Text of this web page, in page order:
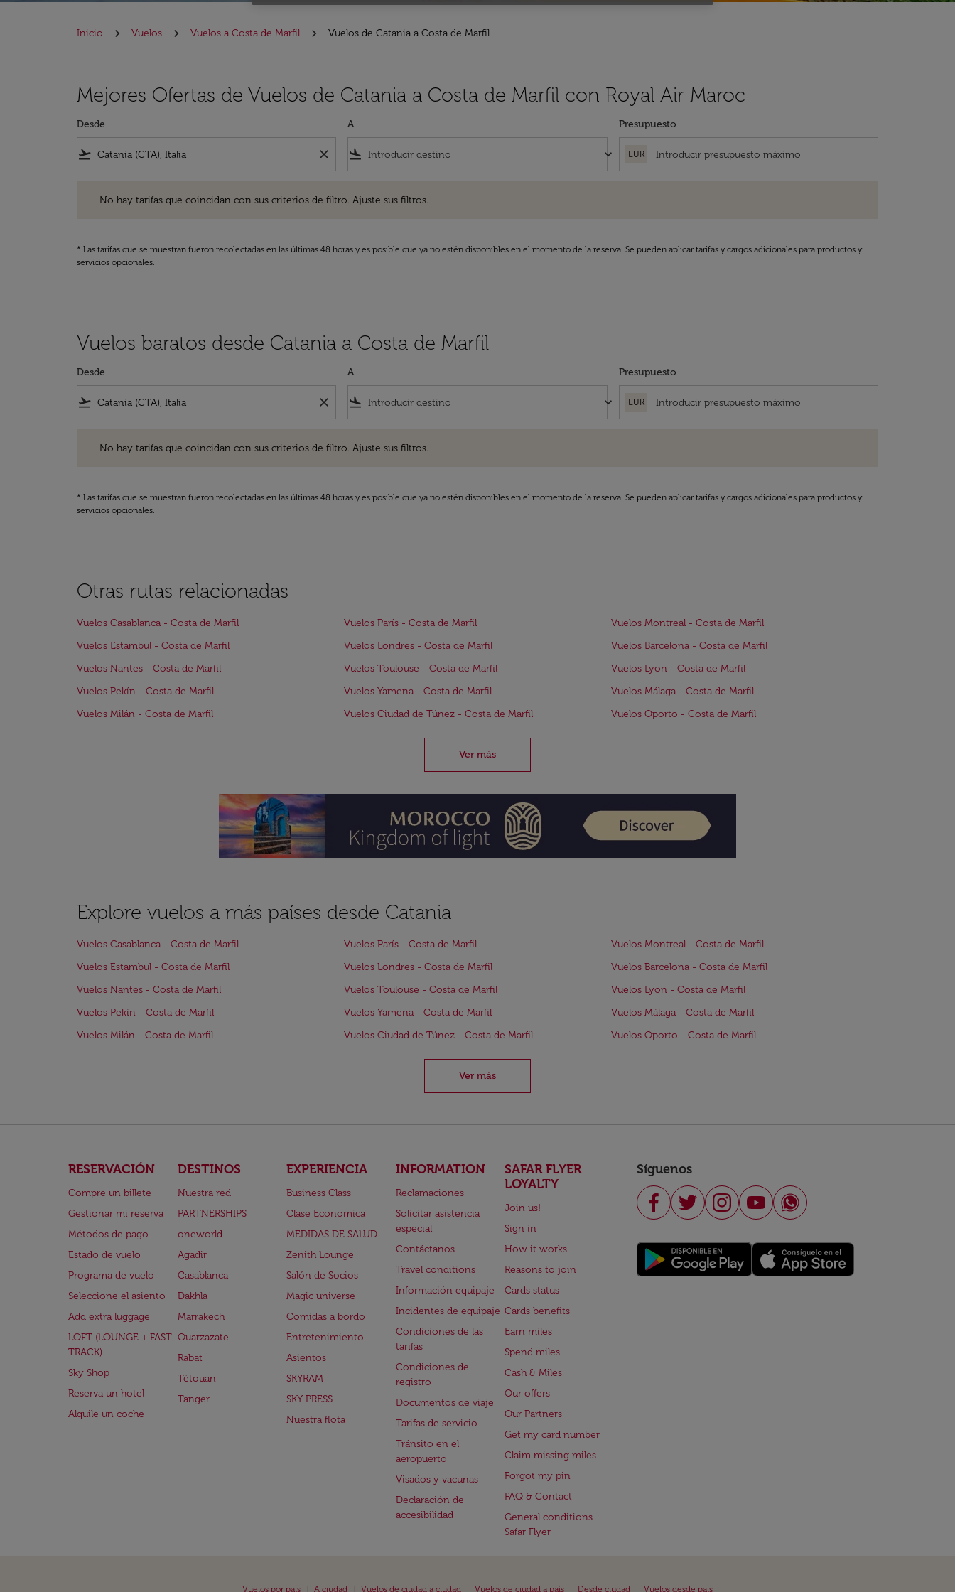
Inicio Vuelos Vuelos a Costa de Marfil Vuelos de Catania a Costa de Marfil
Mejores Ofertas de Vuelos de Catania a Costa de Marfil con Royal Air Maroc
Desde
flight_takeoff close
A
flight_land keyboard_arrow_down
Presupuesto
EUR
No hay tarifas que coincidan con sus criterios de filtro. Ajuste sus filtros.
* Las tarifas que se muestran fueron recolectadas en las últimas 48 horas y es posible que ya no estén disponibles en el momento de la reserva. Se pueden aplicar tarifas y cargos adicionales para productos y
servicios opcionales.
Vuelos baratos desde Catania a Costa de Marfil
Desde
flight_takeoff close
A
flight_land keyboard_arrow_down
Presupuesto
EUR
No hay tarifas que coincidan con sus criterios de filtro. Ajuste sus filtros.
* Las tarifas que se muestran fueron recolectadas en las últimas 48 horas y es posible que ya no estén disponibles en el momento de la reserva. Se pueden aplicar tarifas y cargos adicionales para productos y
servicios opcionales.
Otras rutas relacionadas
Vuelos Casablanca - Costa de Marfil Vuelos París - Costa de Marfil
Vuelos Montreal - Costa de Marfil
Vuelos Estambul - Costa de Marfil
Vuelos Londres - Costa de Marfil
Vuelos Barcelona - Costa de Marfil
Vuelos Nantes - Costa de Marfil
Vuelos Toulouse - Costa de Marfil
Vuelos Lyon - Costa de Marfil
Vuelos Pekín - Costa de Marfil
Vuelos Yamena - Costa de Marfil
Vuelos Málaga - Costa de Marfil
Vuelos Milán - Costa de Marfil
Vuelos Ciudad de Túnez - Costa de Marfil Vuelos Oporto - Costa de Marfil
Ver más
Explore vuelos a más países desde Catania
Vuelos Casablanca - Costa de Marfil Vuelos París - Costa de Marfil
Vuelos Montreal - Costa de Marfil
Vuelos Estambul - Costa de Marfil
Vuelos Londres - Costa de Marfil
Vuelos Barcelona - Costa de Marfil
Vuelos Nantes - Costa de Marfil
Vuelos Toulouse - Costa de Marfil
Vuelos Lyon - Costa de Marfil
Vuelos Pekín - Costa de Marfil
Vuelos Yamena - Costa de Marfil
Vuelos Málaga - Costa de Marfil
Vuelos Milán - Costa de Marfil
Vuelos Ciudad de Túnez - Costa de Marfil Vuelos Oporto - Costa de Marfil
Ver más
RESERVACIÓN
Compre un billete
Gestionar mi reserva
Métodos de pago
Estado de vuelo
Programa de vuelo
Seleccione el asiento
Add extra luggage
LOFT (LOUNGE + FAST
TRACK)
Sky Shop
Reserva un hotel
Alquile un coche
DESTINOS
Nuestra red
PARTNERSHIPS
oneworld
Agadir
Casablanca
Dakhla
Marrakech
Ouarzazate
Rabat
Tétouan
Tanger
EXPERIENCIA
Business Class
Clase Económica
MEDIDAS DE SALUD
Zenith Lounge
Salón de Socios
Magic universe
Comidas a bordo
Entretenimiento
Asientos
SKYRAM
SKY PRESS
Nuestra flota
INFORMATION
Reclamaciones
Solicitar asistencia
especial
Contáctanos
Travel conditions
Información equipaje
Incidentes de equipaje
Condiciones de las
tarifas
Condiciones de
registro
Documentos de viaje
Tarifas de servicio
Tránsito en el
aeropuerto
Visados y vacunas
Declaración de
accesibilidad
SAFAR FLYER
LOYALTY
Join us!
Sign in
How it works
Reasons to join
Cards status
Cards benefits
Earn miles
Spend miles
Cash & Miles
Our offers
Our Partners
Get my card number
Claim missing miles
Forgot my pin
FAQ & Contact
General conditions
Safar Flyer
Síguenos
Vuelos por país A ciudad Vuelos de ciudad a ciudad Vuelos de ciudad a país Desde ciudad Vuelos desde país